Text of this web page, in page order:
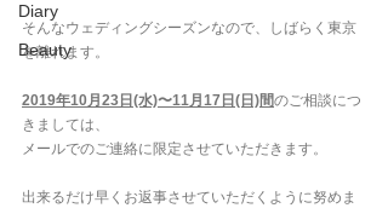
Diary
Beauty
そんなウェディングシーズンなので、しばらく東京
を離れます。
2019年10月23日(水)〜11月17日(日)間のご相談につ
きましては、
メールでのご連絡に限定させていただきます。
出来るだけ早くお返事させていただくように努めま